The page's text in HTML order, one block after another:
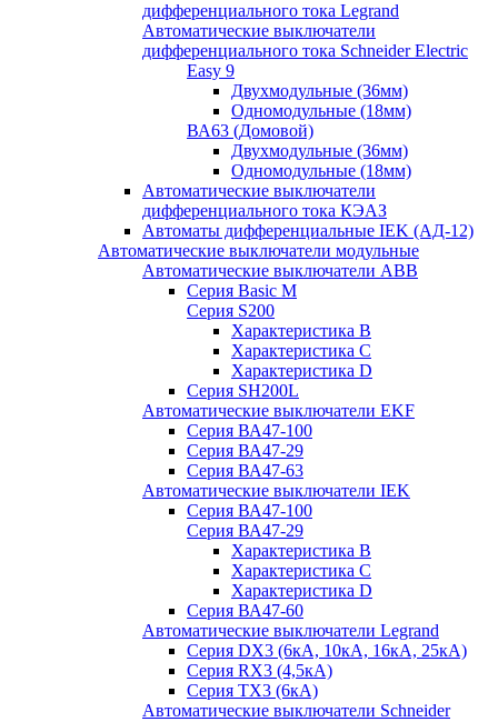
дифференциального тока Legrand
Автоматические выключатели
дифференциального тока Schneider Electric
Easy 9
Двухмодульные (36мм)
Одномодульные (18мм)
ВА63 (Домовой)
Двухмодульные (36мм)
Одномодульные (18мм)
Автоматические выключатели
дифференциального тока КЭАЗ
Автоматы дифференциальные IEK (АД-12)
Автоматические выключатели модульные
Автоматические выключатели ABB
Серия Basic M
Серия S200
Характеристика B
Характеристика C
Характеристика D
Серия SH200L
Автоматические выключатели EKF
Серия ВА47-100
Серия ВА47-29
Серия ВА47-63
Автоматические выключатели IEK
Серия ВА47-100
Серия ВА47-29
Характеристика B
Характеристика C
Характеристика D
Серия ВА47-60
Автоматические выключатели Legrand
Серия DX3 (6кА, 10кА, 16кА, 25кА)
Серия RX3 (4,5кА)
Серия TX3 (6кА)
Автоматические выключатели Schneider